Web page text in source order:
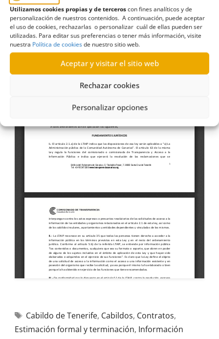
Utilizamos cookies propias y de terceroscon fines analíticos y de
personalización de nuestros contenidos. A continuación, puede aceptar
el uso de cookies, rechazarlas o personalizar cuál de ellas pueden ser
utilizadas. Para editar sus preferencias o tener más información, visite
nuestra Política de cookiesde nuestro sitio web.
Aceptar y visitar el sitio web
Rechazar cookies
Personalizar opciones
Cabildo de Tenerife, Cabildos, Contratos,
Estimación formal y terminación, Información